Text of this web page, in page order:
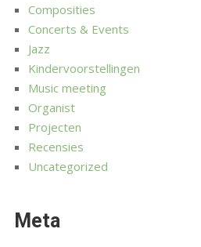
Composities
Concerts & Events
Jazz
Kindervoorstellingen
Music meeting
Organist
Projecten
Recensies
Uncategorized
Meta